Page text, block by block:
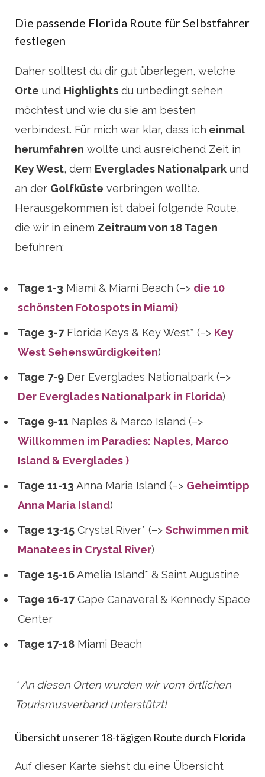
Die passende Florida Route für Selbstfahrer
festlegen
Daher solltest du dir gut überlegen, welche
Orte und Highlights du unbedingt sehen
möchtest und wie du sie am besten
verbindest. Für mich war klar, dass ich einmal
herumfahren wollte und ausreichend Zeit in
Key West, dem Everglades Nationalpark und
an der Golfküste verbringen wollte.
Herausgekommen ist dabei folgende Route,
die wir in einem Zeitraum von 18 Tagen
befuhren:
Tage 1-3 Miami & Miami Beach (–> die 10
schönsten Fotospots in Miami)
Tage 3-7Florida Keys & Key West* (–> Key
West Sehenswürdigkeiten)
Tage 7-9 Der Everglades Nationalpark (–>
Der Everglades Nationalpark in Florida)
Tage 9-11 Naples & Marco Island (–>
Willkommen im Paradies: Naples, Marco
Island & Everglades )
Tage 11-13 Anna Maria Island (–> Geheimtipp
Anna Maria Island)
Tage 13-15 Crystal River* (–> Schwimmen mit
Manatees in Crystal River)
Tage 15-16Amelia Island* & Saint Augustine
Tage 16-17Cape Canaveral & Kennedy Space
Center
Tage 17-18 Miami Beach
* An diesen Orten wurden wir vom örtlichen
Tourismusverband unterstützt!
Übersicht unserer 18-tägigen Route durch Florida
Auf dieser Karte siehst du eine Übersicht